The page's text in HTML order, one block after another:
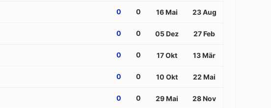
0 0 16 Mai 23 Aug
0 0 05 Dez 27 Feb
0 0 17 Okt 13 Mär
0 0 10 Okt 22 Mai
0 0 29 Mai 28 Nov